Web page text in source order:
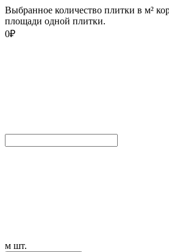
Выбранное количество плитки в м²
площади одной плитки.
0₽
м шт.